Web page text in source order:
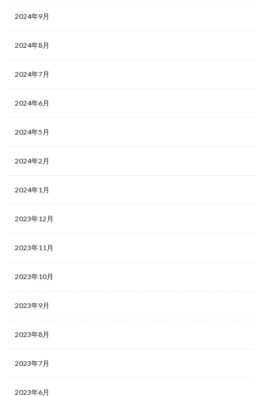
2024年9月
2024年8月
2024年7月
2024年6月
2024年5月
2024年2月
2024年1月
2023年12月
2023年11月
2023年10月
2023年9月
2023年8月
2023年7月
2023年6月